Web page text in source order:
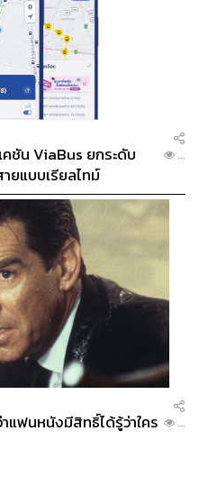
ชัน ViaBus ยกระดับ
ยแบบเรียลไทม์
...
แฟนหนังมีสิทธิ์ได้รู้ว่าใคร
...